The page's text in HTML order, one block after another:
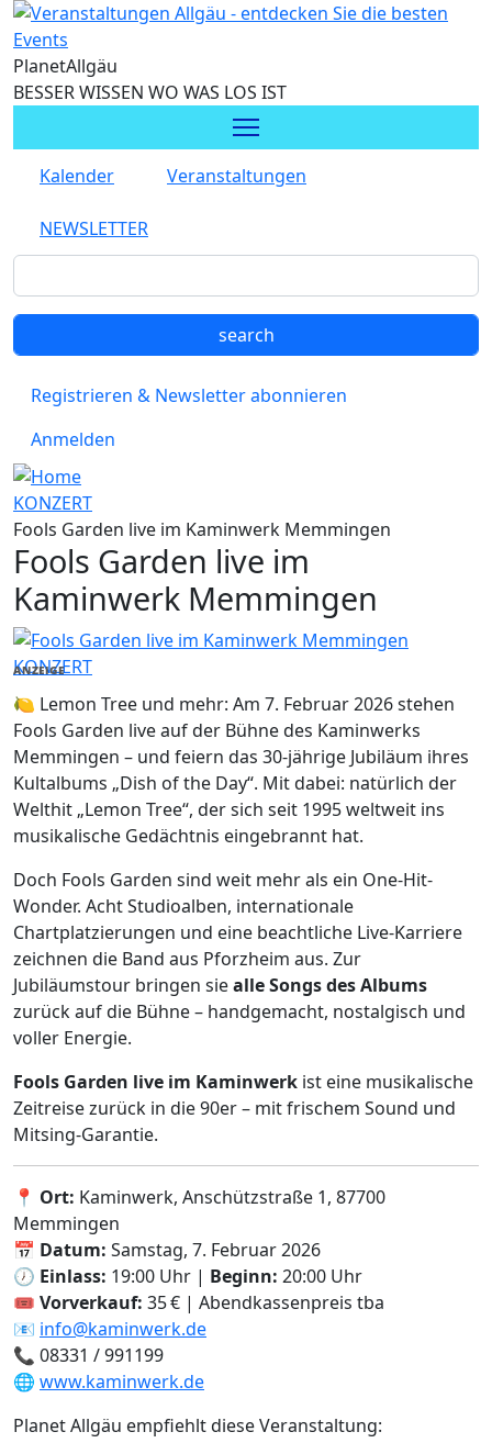
Direkt zum Inhalt
PlanetAllgäu
BESSER WISSEN WO WAS LOS IST
Kalender Veranstaltungen
NEWSLETTER
Registrieren & Newsletter abonnieren
Anmelden
KONZERT
Fools Garden live im Kaminwerk Memmingen
Fools Garden live im
Kaminwerk Memmingen
KONZERT
ANZEIGE
🍋 Lemon Tree und mehr: Am 7. Februar 2026 stehen
Fools Garden live auf der Bühne des Kaminwerks
Memmingen – und feiern das 30-jährige Jubiläum ihres
Kultalbums „Dish of the Day“. Mit dabei: natürlich der
Welthit „Lemon Tree“, der sich seit 1995 weltweit ins
musikalische Gedächtnis eingebrannt hat.
Doch Fools Garden sind weit mehr als ein One-Hit-
Wonder. Acht Studioalben, internationale
Chartplatzierungen und eine beachtliche Live-Karriere
zeichnen die Band aus Pforzheim aus. Zur
Jubiläumstour bringen siealle Songs des Albums
zurück auf die Bühne – handgemacht, nostalgisch und
voller Energie.
Fools Garden live im Kaminwerk ist eine musikalische
Zeitreise zurück in die 90er – mit frischem Sound und
Mitsing-Garantie.
📍 Ort: Kaminwerk, Anschützstraße 1, 87700
Memmingen
📅 Datum: Samstag, 7. Februar 2026
🕖 Einlass: 19:00 Uhr | Beginn: 20:00 Uhr
🎟️ Vorverkauf: 35 € | Abendkassenpreis tba
📧 info@kaminwerk.de
📞 08331 / 991199
🌐 www.kaminwerk.de
Planet Allgäu empfiehlt diese Veranstaltung: